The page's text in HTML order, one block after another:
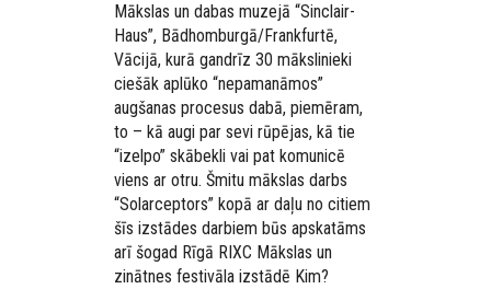
Mākslas un dabas muzejā “Sinclair-
Haus”, Bādhomburgā/Frankfurtē,
Vācijā, kurā gandrīz 30 mākslinieki
ciešāk aplūko “nepamanāmos”
augšanas procesus dabā, piemēram,
to – kā augi par sevi rūpējas, kā tie
“izelpo” skābekli vai pat komunicē
viens ar otru. Šmitu mākslas darbs
“Solarceptors” kopā ar daļu no citiem
šīs izstādes darbiem būs apskatāms
arī šogad Rīgā RIXC Mākslas un
zinātnes festivāla izstādē Kim?